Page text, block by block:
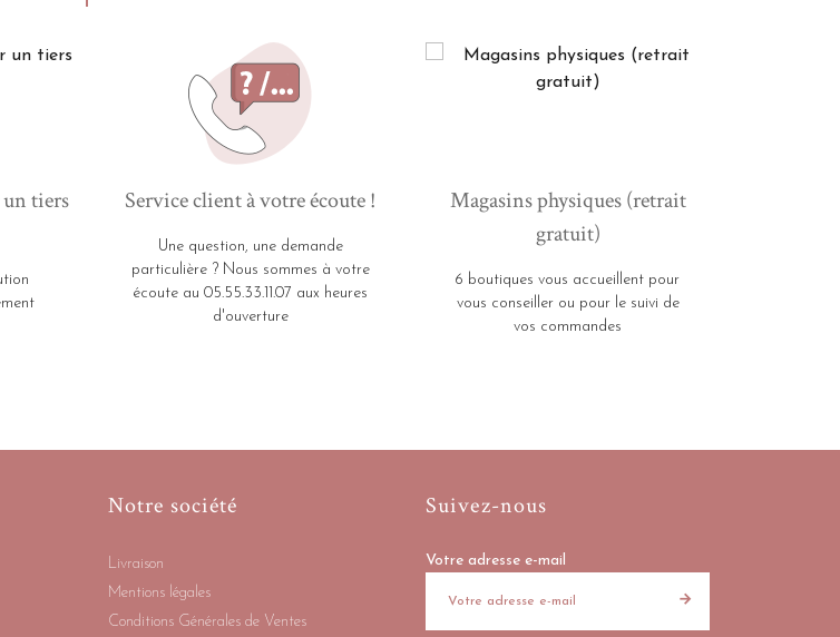
un tiers
Service client à votre écoute !
Une question, une demande
particulière ? Nous sommes à votre
écoute au 05.55.33.11.07 aux heures
d'ouverture
Magasins physiques (retrait
gratuit)
6 boutiques vous accueillent pour
vous conseiller ou pour le suivi de
vos commandes
Notre société
Livraison
Mentions légales
Conditions Générales de Ventes
Suivez-nous
Votre adresse e-mail